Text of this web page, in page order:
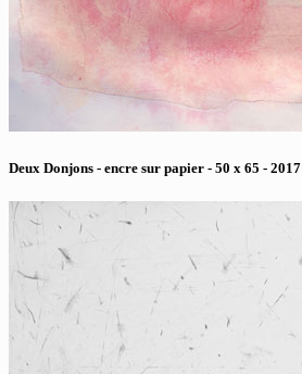
Deux Donjons - encre sur papier - 50 x 65 - 2017